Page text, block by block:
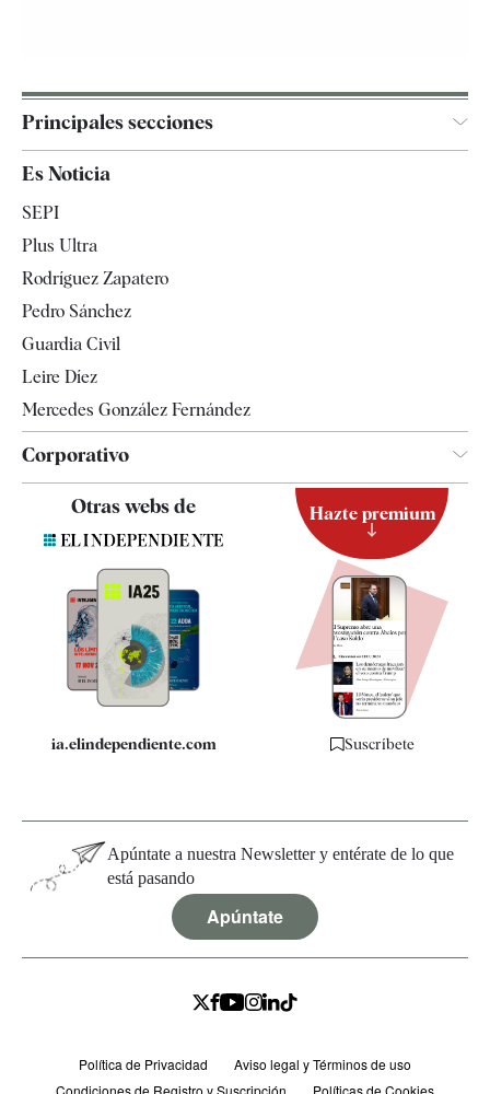
Principales secciones
Televisión
Es Noticia
SEPI
Plus Ultra
Rodríguez Zapatero
Pedro Sánchez
Guardia Civil
Leire Díez
Mercedes González Fernández
Corporativo
Quiénes somos
Especificaciones
Otras webs de
ia.elindependiente.com
Hazte premium
Suscríbete
Apúntate a nuestra Newsletter y entérate de lo que
está pasando
Apúntate
Política de Privacidad
Aviso legal y Términos de uso
Condiciones de Registro y Suscripción
Políticas de Cookies